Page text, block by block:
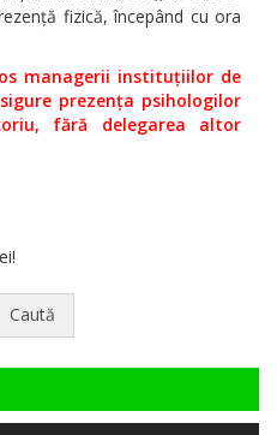
fizică, începând cu ora
managerii instituțiilor de
prezența psihologilor
fără delegarea altor